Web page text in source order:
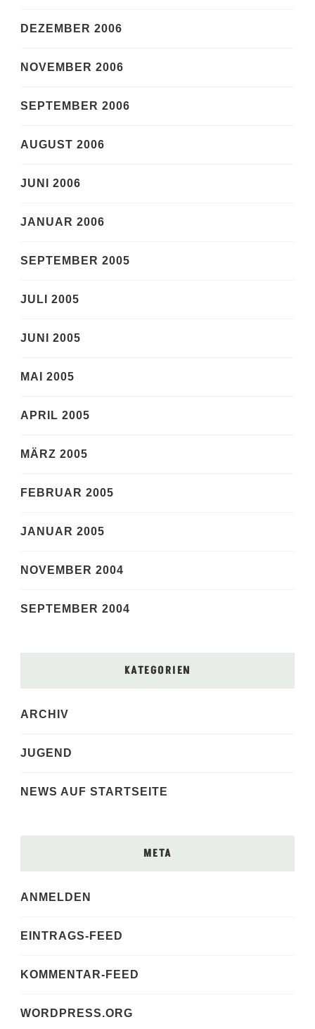
DEZEMBER 2006
NOVEMBER 2006
SEPTEMBER 2006
AUGUST 2006
JUNI 2006
JANUAR 2006
SEPTEMBER 2005
JULI 2005
JUNI 2005
MAI 2005
APRIL 2005
MÄRZ 2005
FEBRUAR 2005
JANUAR 2005
NOVEMBER 2004
SEPTEMBER 2004
KATEGORIEN
ARCHIV
JUGEND
NEWS AUF STARTSEITE
META
ANMELDEN
EINTRAGS-FEED
KOMMENTAR-FEED
WORDPRESS.ORG